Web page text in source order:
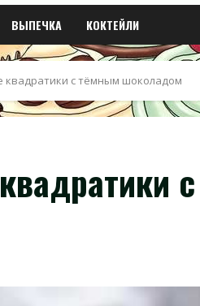
ВЫПЕЧКА КОКТЕЙЛИ
квадратики с тёмным шоколадом